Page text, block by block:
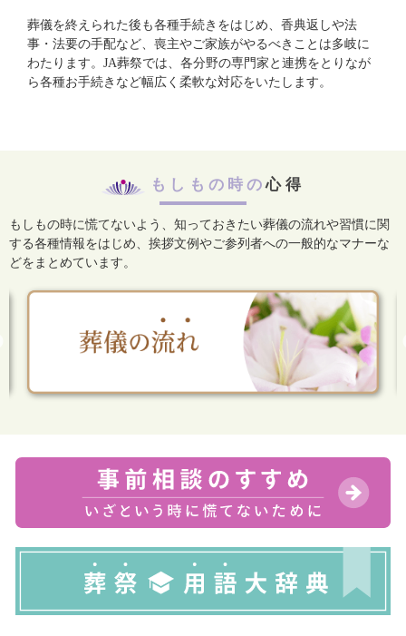
葬儀を終えられた後も各種手続きをはじめ、香典返しや法
事・法要の手配など、喪主やご家族がやるべきことは多岐に
わたります。JA葬祭では、各分野の専門家と連携をとりなが
ら各種お手続きなど幅広く柔軟な対応をいたします。
もしもの時の心得
もしもの時に慌てないよう、知っておきたい葬儀の流れや習慣に関
する各種情報をはじめ、 挨拶文例やご参列者への一般的なマナーな
どをまとめています。